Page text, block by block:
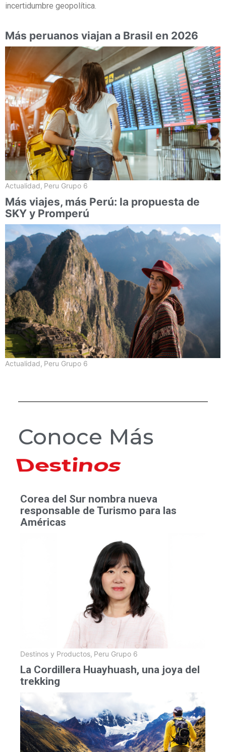
incertidumbre geopolítica.
Más peruanos viajan a Brasil en 2026
Actualidad, Peru Grupo 6
Más viajes, más Perú: la propuesta de
SKY y Promperú
Actualidad, Peru Grupo 6
Conoce Más
Hoteles
Corea del Sur nombra nueva
responsable de Turismo para las
Américas
Destinos y Productos, Peru Grupo 6
La Cordillera Huayhuash, una joya del
trekking